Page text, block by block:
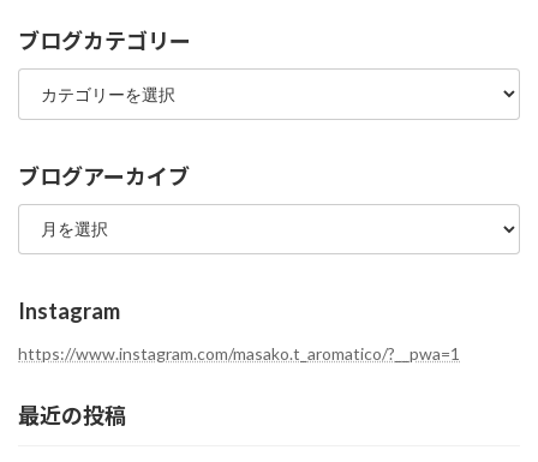
ブログカテゴリー
ブ
グ
テ
ゴ
リ
ブログアーカイブ
ブ
グ
ー
カ
イ
Instagram
https://www.instagram.com/masako.t_aromatico/?__pwa=1
最近の投稿